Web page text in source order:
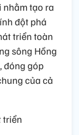
nhằm tạo ra
đột phá
triển toàn
sông Hồng
đóng góp
của cả
triển